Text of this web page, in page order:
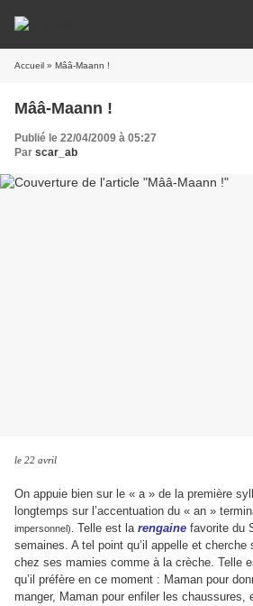
Accueil » Mââ-Maann !
Mââ-Maann !
Publié le 22/04/2009 à 05:27
Par scar_ab
le 22 avril
On appuie bien sur le « a » de la première
longtemps sur l’accentuation du « an »
impersonnel).
Telle est la rengaine favorite du
semaines. A tel point qu’il appelle et
chez ses mamies comme à la crèche. Telle
qu’il préfère en ce moment : Maman pour
manger, Maman pour enfiler les chaussures,